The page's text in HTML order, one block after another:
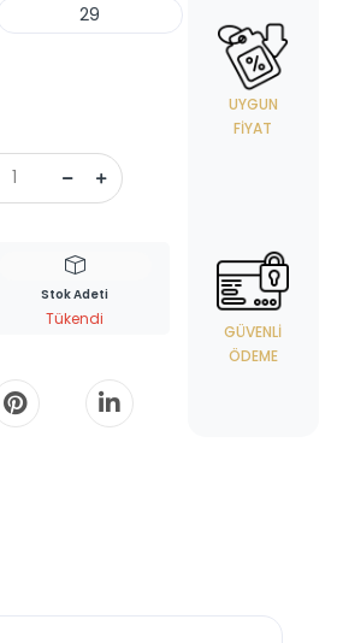
29
Stok Adeti
Tükendi
UYGUN
FIYAT
GÜVENLI
ÖDEME